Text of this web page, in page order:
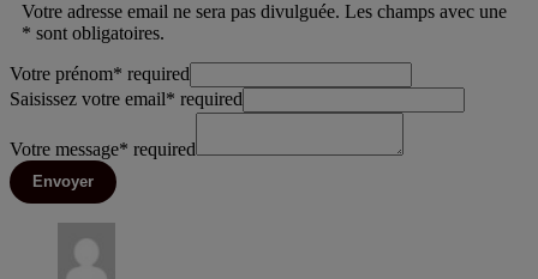
Votre adresse email ne sera pas divulguée. Les champs avec une
* sont obligatoires.
Votre prénom* required
Saisissez votre email* required
Votre message* required
Envoyer